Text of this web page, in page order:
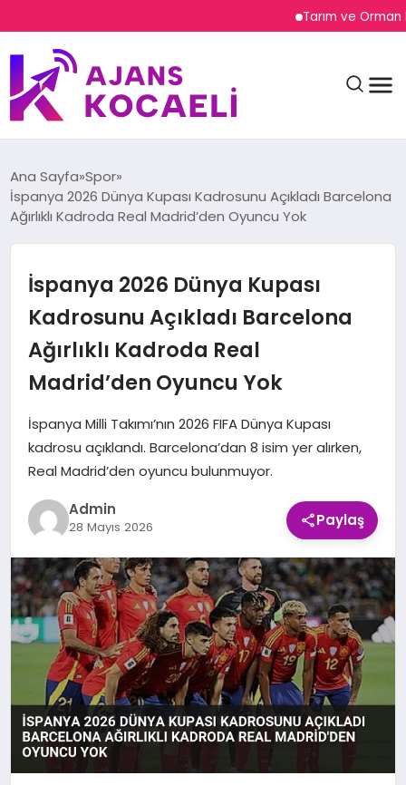
Tarım ve Orman
GÜNDEM
DÜNYA
EĞITIM
EKONOMI
SPOR
TEKNOLOJI
Ana Sayfa Spor
İspanya 2026 Dünya Kupası Kadrosunu Açıkladı Barcelona
Ağırlıklı Kadroda Real Madrid’den Oyuncu Yok
İspanya 2026 Dünya Kupası
Kadrosunu Açıkladı Barcelona
Ağırlıklı Kadroda Real
Madrid’den Oyuncu Yok
İspanya Milli Takımı’nın 2026 FIFA Dünya Kupası
kadrosu açıklandı. Barcelona’dan 8 isim yer alırken,
Real Madrid’den oyuncu bulunmuyor.
Admin
28 Mayıs 2026 Paylaş